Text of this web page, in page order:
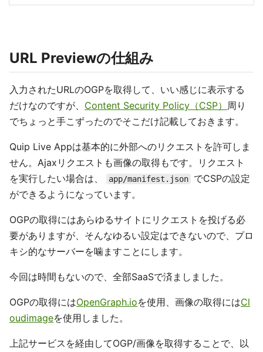
URL Previewの仕組み
入力されたURLのOGPを取得して、いい感じに表示する
だけなのですが、 Content Security Policy（CSP） 周り
でちょっと手こずったのでそこだけ記載しておきます。
Quip Live Appは基本的に外部へのリクエストを許可しま
せん。Ajaxリクエストも画像の取得もです。リクエスト
を実行したい場合は、
app/manifest.json
でCSPの設定
ができるようになっています。
OGPの取得にはあらゆるサイトにリクエストを投げる必
要がありますが、そんなゆるい設定はできないので、プロ
キシ的なサーバーを噛ますことにします。
今回は時間もないので、全部SaaSで済ましました。
OGPの取得にはOpenGraph.ioを使用、画像の取得にはCl
oudimageを使用しました。
上記サービスを経由してOGP/画像を取得することで、以